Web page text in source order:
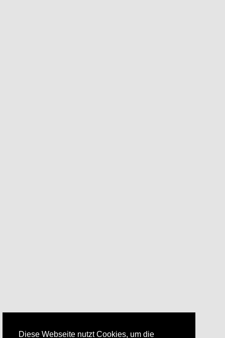
Diese Webseite nutzt Cookies, um die